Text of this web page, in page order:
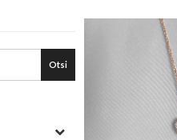
Otsi